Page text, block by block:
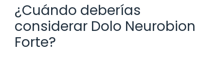
¿Cuándo deberías
considerar Dolo Neurobion
Forte?